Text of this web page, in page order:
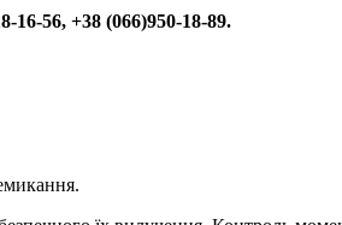
16-56, +38 (066)950-18-89.